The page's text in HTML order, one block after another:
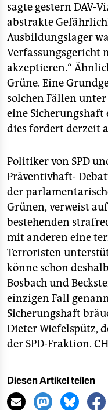
sagte gestern DAV-
abstrakte
Ausbildungslager
Verfassungsgericht
akzeptieren.“
Grüne. Eine
solchen Fällen
eine
dies fordert derzeit
Politiker von SPD
Präventivhaft-
der
Grünen, verweist
bestehenden
mit anderen eine
Terroristen
könne schon
Bosbach und
einzigen Fall
Sicherungshaft
Dieter Wiefelspütz,
der SPD-Fraktion.
Diesen Artikel teilen